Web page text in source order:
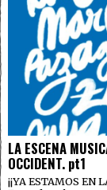
LA ESCENA
OCCIDENT. pt1
¡¡YA ESTAMOS